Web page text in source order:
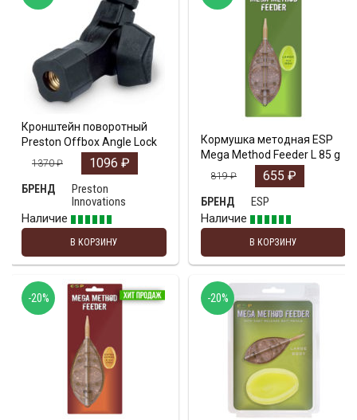
Кронштейн поворотный
Preston Offbox Angle Lock
1370₽ 1096 ₽
БРЕНД
Preston
Innovations
Наличие
В КОРЗИНУ
Кормушка методная ESP
Mega Method Feeder L 85 g
819₽ 655 ₽
БРЕНД
ESP
Наличие
В КОРЗИНУ
-20% -20%